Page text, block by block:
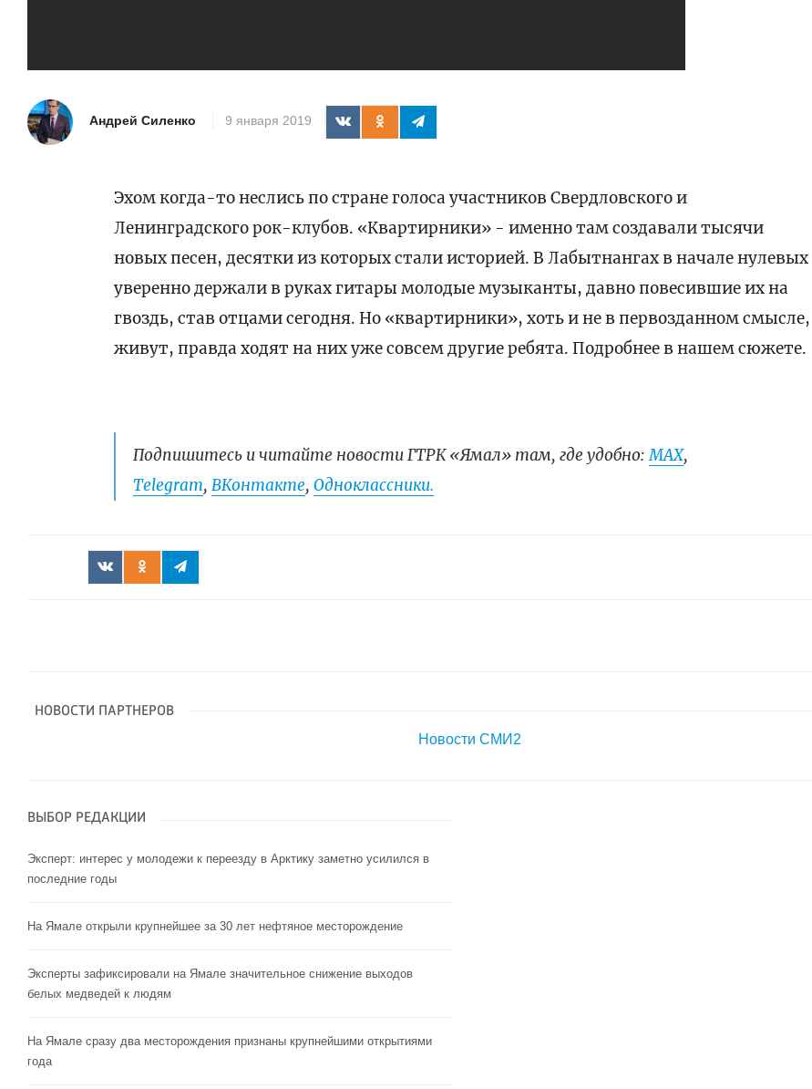
Андрей Силенко 9 января 2019
Эхом когда-то неслись по стране голоса участников Свердловского и
Ленинградского рок-клубов. «Квартирники» - именно там создавали тысячи
новых песен, десятки из которых стали историей. В Лабытнангах в начале нулевых
уверенно держали в руках гитары молодые музыканты, давно повесившие их на
гвоздь, став отцами сегодня. Но «квартирники», хоть и не в первозданном смысле,
живут, правда ходят на них уже совсем другие ребята. Подробнее в нашем сюжете.
Подпишитесь и читайте новости ГТРК «Ямал» там, где удобно:МАХ,
Telegram,ВКонтакте,Одноклассники.
НОВОСТИ ПАРТНЕРОВ
Новости СМИ2
ВЫБОР РЕДАКЦИИ
Эксперт: интерес у молодежи к переезду в Арктику заметно усилился в
последние годы
На Ямале открыли крупнейшее за 30 лет нефтяное месторождение
Эксперты зафиксировали на Ямале значительное снижение выходов
белых медведей к людям
На Ямале сразу два месторождения признаны крупнейшими открытиями
года